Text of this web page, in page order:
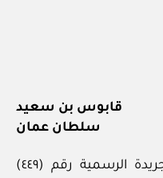
قابوس بن سعيد
سلطان عمان
نشر هذا المرسوم في عدد الجريدة الرسمية رقم (٤٤٩)